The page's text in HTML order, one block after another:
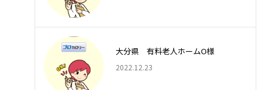
大分県 有料老人ホームO様
2022.12.23